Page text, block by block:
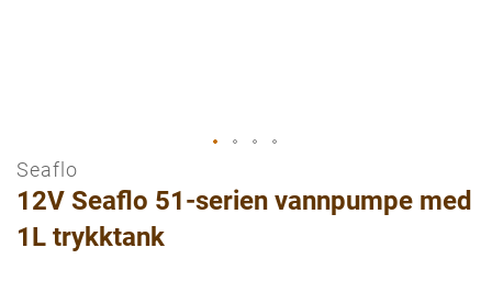
Gå
til
begynnelsen
av
Seaflo
12V Seaflo 51-serien vannpumpe med
1L trykktank